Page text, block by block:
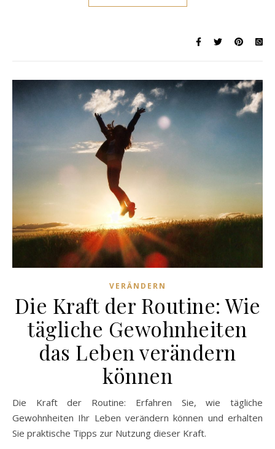
VERÄNDERN
Die Kraft der Routine: Wie
tägliche Gewohnheiten
das Leben verändern
können
Die Kraft der Routine: Erfahren Sie, wie tägliche
Gewohnheiten Ihr Leben verändern können und erhalten
Sie praktische Tipps zur Nutzung dieser Kraft.